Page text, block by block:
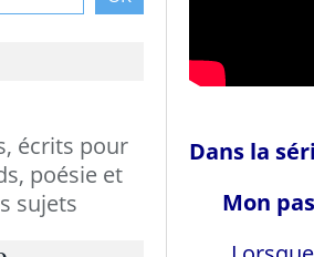
Dans la
Mon
écrits pour
poésie et
sujets